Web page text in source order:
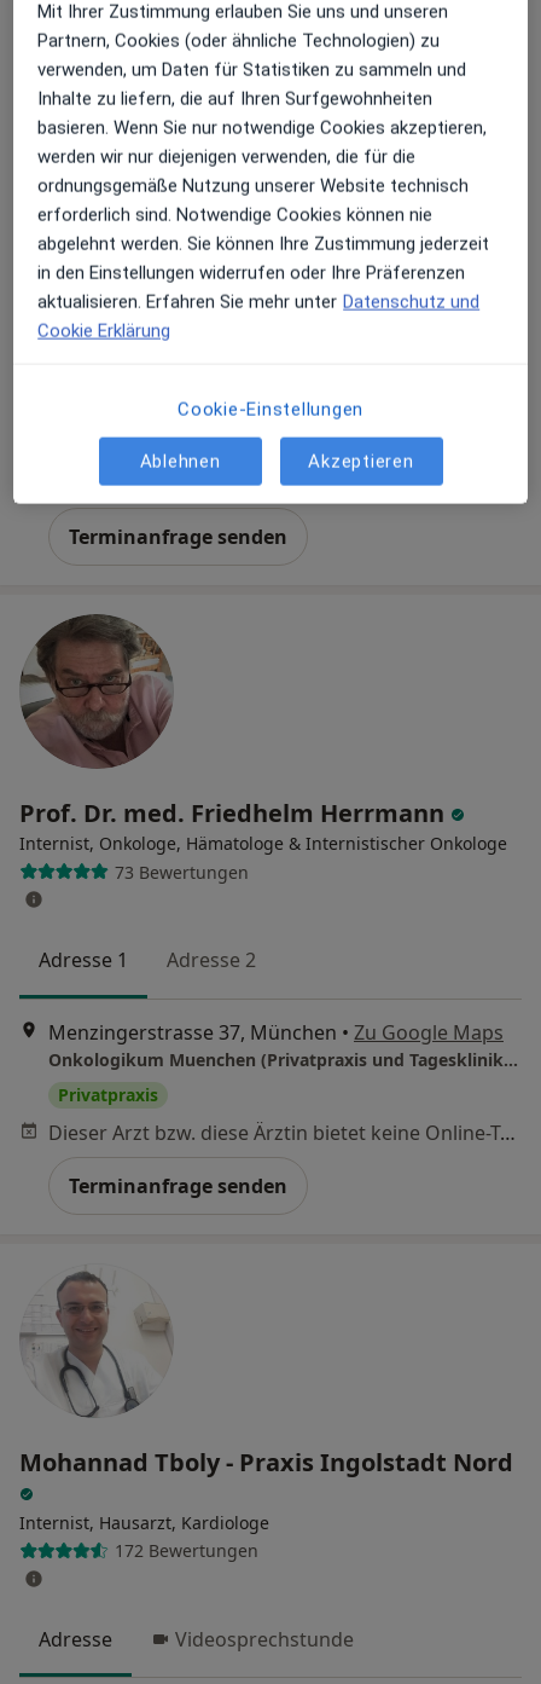
Priv.-Doz. Dr. med. Klaus Tiemann
Internist, Kardiologe · Mehr
321 Bewertungen
Adresse
Am Isarkanal 36, München •Zu Google Maps
Terminanfrage senden
Prof. Dr. med. Friedhelm Herrmann
Internist, Onkologe, Hämatologe & Internistischer Onkologe
73 Bewertungen
Adresse 1 Adresse 2
Menzingerstrasse 37, München • Zu Google Maps
Onkologikum Muenchen (Privatpraxis und Tagesklinik) - Prof. Dr. Friedhelm Herrmann - Facharzt für Innere Medizin, Immunologie, Hämatologie und Internistische Onkologie
Privatpraxis
Dieser Arzt bzw. diese Ärztin bietet keine Online-Terminbuchung an diesem Standort an.
Terminanfrage senden
Mohannad Tboly - Praxis Ingolstadt Nord
Internist, Hausarzt, Kardiologe
172 Bewertungen
Adresse Videosprechstunde
Mit Ihrer Zustimmung erlauben Sie uns und unseren
Partnern, Cookies (oder ähnliche Technologien) zu
verwenden, um Daten für Statistiken zu sammeln und
Inhalte zu liefern, die auf Ihren Surfgewohnheiten
basieren. Wenn Sie nur notwendige Cookies akzeptieren,
werden wir nur diejenigen verwenden, die für die
ordnungsgemäße Nutzung unserer Website technisch
erforderlich sind. Notwendige Cookies können nie
abgelehnt werden. Sie können Ihre Zustimmung jederzeit
in den Einstellungen widerrufen oder Ihre Präferenzen
aktualisieren. Erfahren Sie mehr unter Datenschutz und
Cookie Erklärung
Cookie-Einstellungen
Ablehnen Akzeptieren